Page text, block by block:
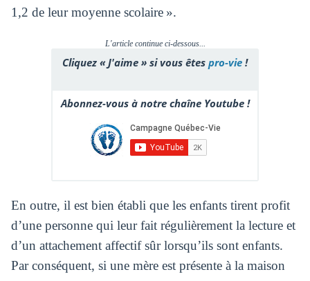
1,2 de leur moyenne scolaire ».
L'article continue ci-dessous...
Cliquez « J'aime » si vous êtes pro-vie !
Abonnez-vous à notre chaîne Youtube !
En outre, il est bien établi que les enfants tirent profit
d’une personne qui leur fait régulièrement la lecture et
d’un attachement affectif sûr lorsqu’ils sont enfants.
Par conséquent, si une mère est présente à la maison